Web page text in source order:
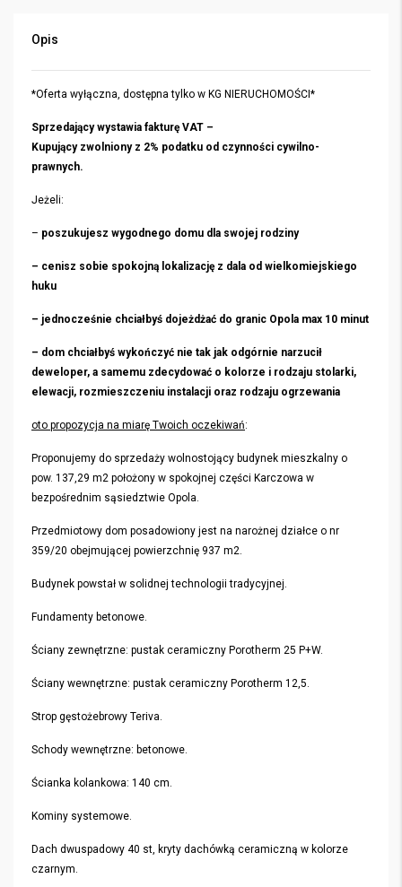
Opis
*Oferta wyłączna, dostępna tylko w KG NIERUCHOMOŚCI*
Sprzedający wystawia fakturę VAT –
Kupujący zwolniony z 2% podatku od czynności cywilno-
prawnych.
Jeżeli:
– poszukujesz wygodnego domu dla swojej rodziny
– cenisz sobie spokojną lokalizację z dala od wielkomiejskiego
huku
– jednocześnie chciałbyś dojeżdżać do granic Opola max 10 minut
– dom chciałbyś wykończyć nie tak jak odgórnie narzucił
deweloper, a samemu zdecydować o kolorze i rodzaju stolarki,
elewacji, rozmieszczeniu instalacji oraz rodzaju ogrzewania
oto propozycja na miarę Twoich oczekiwań:
Proponujemy do sprzedaży wolnostojący budynek mieszkalny o
pow. 137,29 m2 położony w spokojnej części Karczowa w
bezpośrednim sąsiedztwie Opola.
Przedmiotowy dom posadowiony jest na narożnej działce o nr
359/20 obejmującej powierzchnię 937 m2.
Budynek powstał w solidnej technologii tradycyjnej.
Fundamenty betonowe.
Ściany zewnętrzne: pustak ceramiczny Porotherm 25 P+W.
Ściany wewnętrzne: pustak ceramiczny Porotherm 12,5.
Strop gęstożebrowy Teriva.
Schody wewnętrzne: betonowe.
Ścianka kolankowa: 140 cm.
Kominy systemowe.
Dach dwuspadowy 40 st, kryty dachówką ceramiczną w kolorze
czarnym.